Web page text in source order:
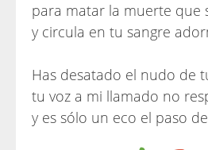
para matar la muerte que
y circula en tu sangre
Has desatado el nudo de
tu voz a mi llamado no
y es sólo un eco el paso